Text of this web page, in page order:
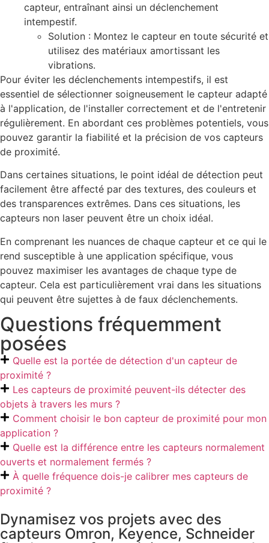
capteur, entraînant ainsi un déclenchement
intempestif.
Solution : Montez le capteur en toute sécurité et
utilisez des matériaux amortissant les
vibrations.
Pour éviter les déclenchements intempestifs, il est
essentiel de sélectionner soigneusement le capteur adapté
à l'application, de l'installer correctement et de l'entretenir
régulièrement. En abordant ces problèmes potentiels, vous
pouvez garantir la fiabilité et la précision de vos capteurs
de proximité.
Dans certaines situations, le point idéal de détection peut
facilement être affecté par des textures, des couleurs et
des transparences extrêmes. Dans ces situations, les
capteurs non laser peuvent être un choix idéal.
En comprenant les nuances de chaque capteur et ce qui le
rend susceptible à une application spécifique, vous
pouvez maximiser les avantages de chaque type de
capteur. Cela est particulièrement vrai dans les situations
qui peuvent être sujettes à de faux déclenchements.
Questions fréquemment
posées
Quelle est la portée de détection d'un capteur de
proximité ?
Les capteurs de proximité peuvent-ils détecter des
objets à travers les murs ?
Comment choisir le bon capteur de proximité pour mon
application ?
Quelle est la différence entre les capteurs normalement
ouverts et normalement fermés ?
À quelle fréquence dois-je calibrer mes capteurs de
proximité ?
Dynamisez vos projets avec des
capteurs Omron, Keyence, Schneider